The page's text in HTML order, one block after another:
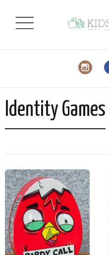
Identity Games